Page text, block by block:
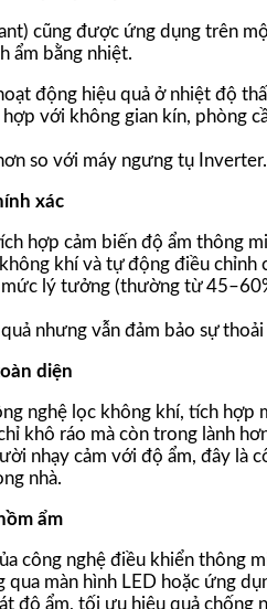
cũng được ứng dụng trên
ẩm bằng nhiệt.
động hiệu quả ở nhiệt độ
với không gian kín, phòng
so với máy ngưng tụ Inverter.
xác
hợp cảm biến độ ẩm thông
khí và tự động điều chỉnh
lý tưởng (thường từ
nhưng vẫn đảm bảo sự
diện
nghệ lọc không khí, tích hợp
khô ráo mà còn trong lành
nhạy cảm với độ ẩm, đây là
nhà.
ẩm
công nghệ điều khiển thông
màn hình LED hoặc ứng
độ ẩm, tối ưu hiệu quả chống